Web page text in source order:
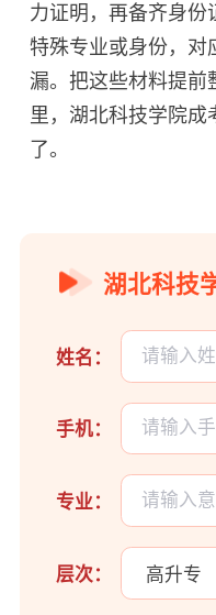
力证明，再备齐身份
特殊专业或身份，对
漏。把这些材料提前
里，湖北科技学院成
了。
湖北科技
姓名：
手机：
专业：
层次：